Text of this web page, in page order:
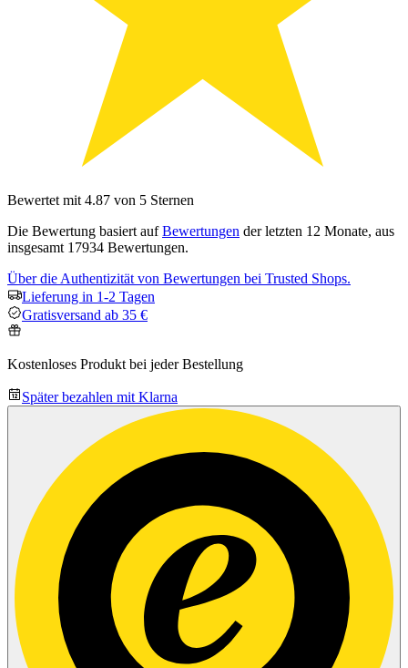
Bewertet mit 4.87 von 5 Sternen
Die Bewertung basiert aufBewertungen der letzten 12 Monate, aus
insgesamt 17934 Bewertungen.
Über die Authentizität von Bewertungen bei Trusted Shops.
Lieferung in 1-2 Tagen
Gratisversand ab 35 €
Kostenloses Produkt bei jeder Bestellung
Später bezahlen mit Klarna